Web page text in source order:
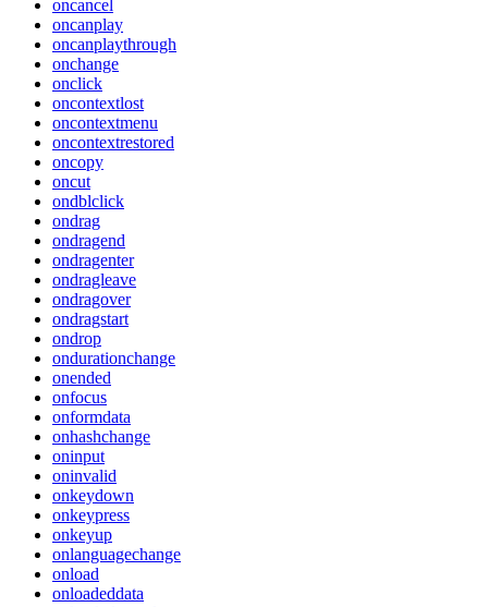
oncancel
oncanplay
oncanplaythrough
onchange
onclick
oncontextlost
oncontextmenu
oncontextrestored
oncopy
oncut
ondblclick
ondrag
ondragend
ondragenter
ondragleave
ondragover
ondragstart
ondrop
ondurationchange
onended
onfocus
onformdata
onhashchange
oninput
oninvalid
onkeydown
onkeypress
onkeyup
onlanguagechange
onload
onloadeddata